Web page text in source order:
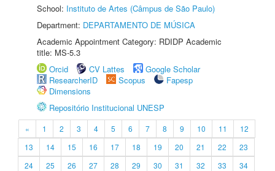
School: Instituto de Artes (Câmpus de São Paulo)
Department: DEPARTAMENTO DE MÚSICA
Academic Appointment Category: RDIDP Academic
title: MS-5.3
Orcid
CV Lattes
Google Scholar
ResearcherID
Scopus
Fapesp
Dimensions
Repositório Institucional UNESP
« 1 2 3 4 5 6 7 8 9 10 11
12
13
14 15 16 17 18 19 20 21 22
23
24
25 26 27 28 29 30 31 32 33
34